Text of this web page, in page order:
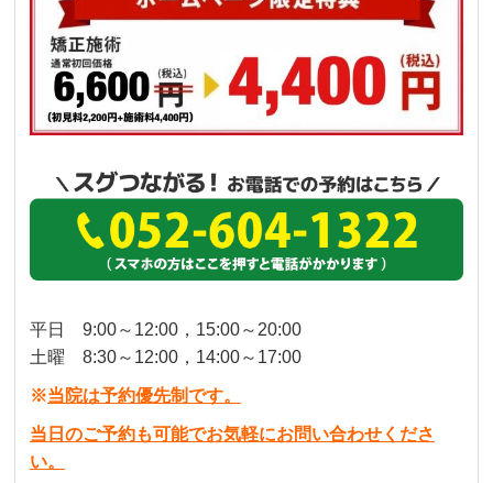
平日 9:00～12:00，15:00～20:00
土曜 8:30～12:00，14:00～17:00
※当院は予約優先制です。
当日のご予約も可能でお気軽にお問い合わせくださ
い。